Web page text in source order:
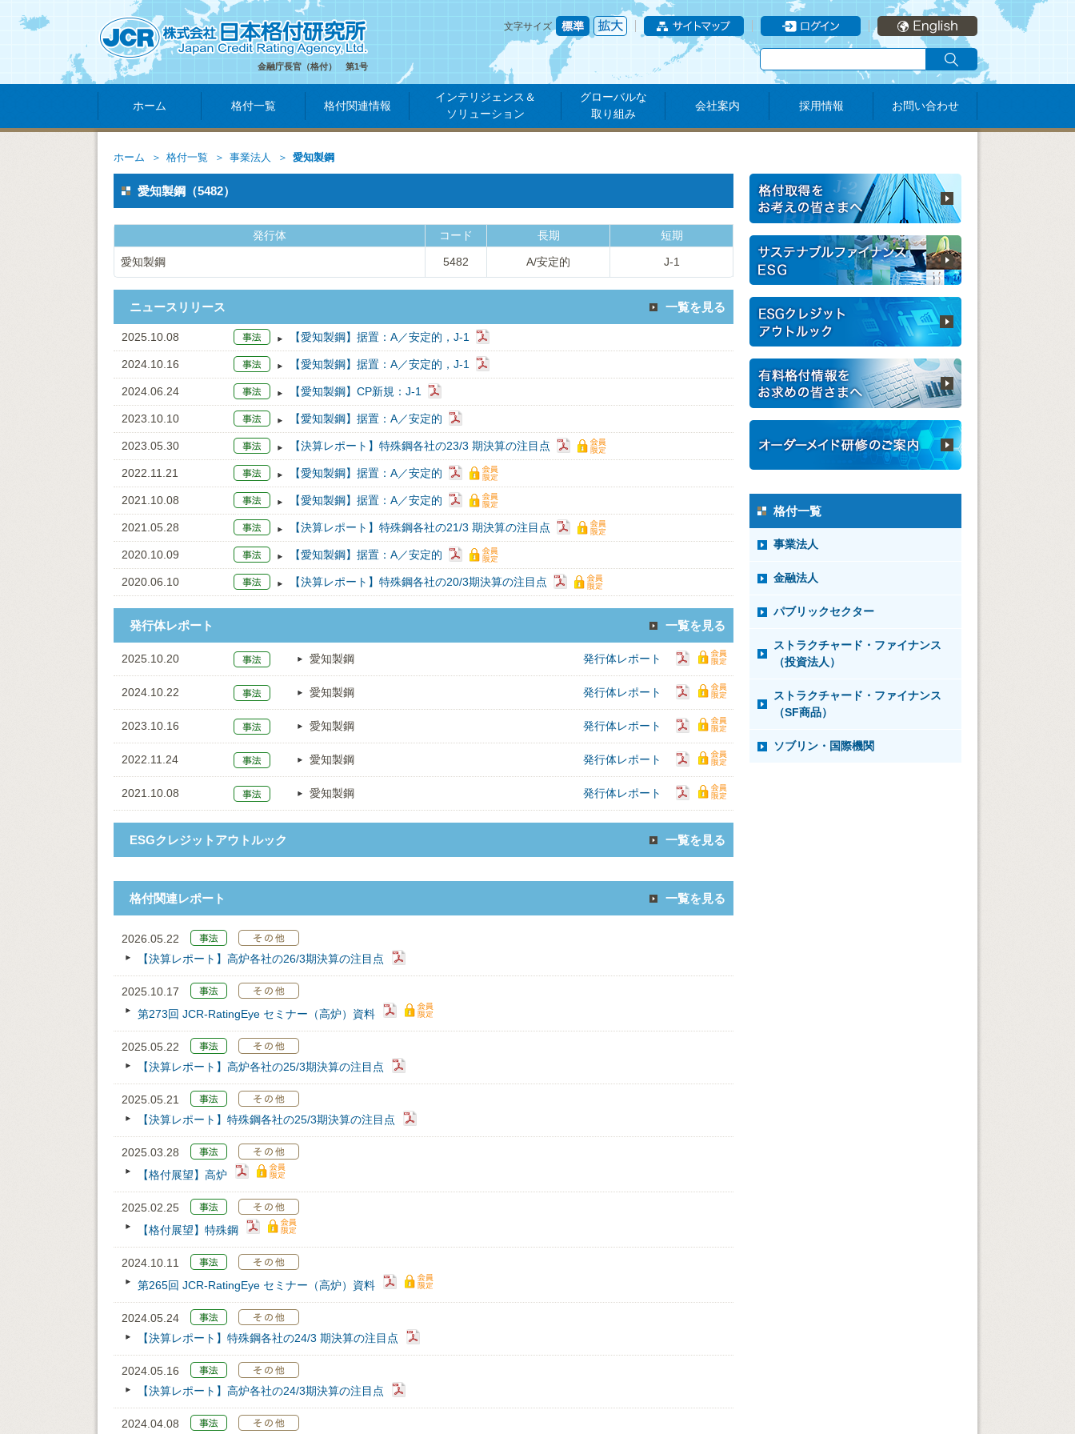
金融庁長官（格付） 第1号
文字サイズ
ホーム 格付一覧 格付関連情報
インテリジェンス＆
ソリューション
グローバルな
取り組み
会社案内 採用情報 お問い合わせ
ホーム 格付一覧 事業法人 愛知製鋼
愛知製鋼（5482）
発行体 コード 長期 短期
愛知製鋼 5482 A/安定的 J-1
ニュースリリース 一覧を見る
2025.10.08 【愛知製鋼】据置：A／安定的，J-1
2024.10.16 【愛知製鋼】据置：A／安定的，J-1
2024.06.24 【愛知製鋼】CP新規：J-1
2023.10.10 【愛知製鋼】据置：A／安定的
2023.05.30 【決算レポート】特殊鋼各社の23/3 期決算の注目点
2022.11.21 【愛知製鋼】据置：A／安定的
2021.10.08 【愛知製鋼】据置：A／安定的
2021.05.28 【決算レポート】特殊鋼各社の21/3 期決算の注目点
2020.10.09 【愛知製鋼】据置：A／安定的
2020.06.10 【決算レポート】特殊鋼各社の20/3期決算の注目点
発行体レポート 一覧を見る
2025.10.20 愛知製鋼 発行体レポート
2024.10.22 愛知製鋼 発行体レポート
2023.10.16 愛知製鋼 発行体レポート
2022.11.24 愛知製鋼 発行体レポート
2021.10.08 愛知製鋼 発行体レポート
ESGクレジットアウトルック 一覧を見る
格付関連レポート 一覧を見る
2026.05.22
【決算レポート】高炉各社の26/3期決算の注目点
2025.10.17
第273回 JCR‐RatingEye セミナー（高炉）資料
2025.05.22
【決算レポート】高炉各社の25/3期決算の注目点
2025.05.21
【決算レポート】特殊鋼各社の25/3期決算の注目点
2025.03.28
【格付展望】高炉
2025.02.25
【格付展望】特殊鋼
2024.10.11
第265回 JCR‐RatingEye セミナー（高炉）資料
2024.05.24
【決算レポート】特殊鋼各社の24/3 期決算の注目点
2024.05.16
【決算レポート】高炉各社の24/3期決算の注目点
2024.04.08
格付一覧
事業法人
金融法人
パブリックセクター
ストラクチャード・ファイナンス
（投資法人）
ストラクチャード・ファイナンス
（SF商品）
ソブリン・国際機関